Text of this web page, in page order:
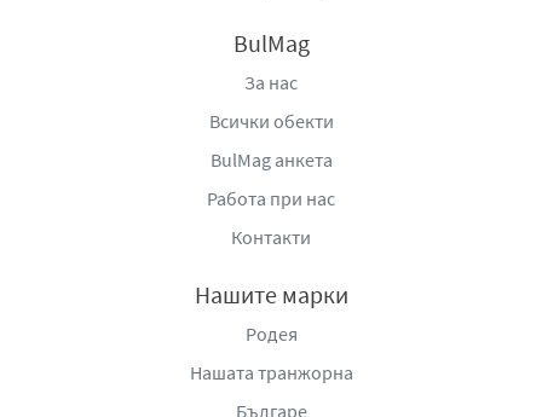
BulMag
За нас
Всички обекти
BulMag анкета
Работа при нас
Контакти
Нашите марки
Родея
Нашата транжорна
Българе